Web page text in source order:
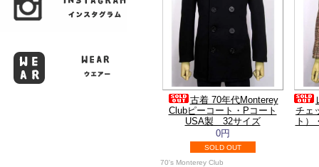
古着 70年代Monterey
Clubピーコート・Pコート
USA製 32サイズ
0円
SOLD OUT
70's Monterey Club
チェ
ト）